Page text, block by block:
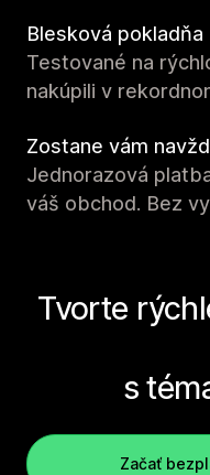
Blesková pokladňa
Testované na
nakúpili v
Zostane vám
Jednorazová
váš obchod. Bez
Tvorte
s
Začať